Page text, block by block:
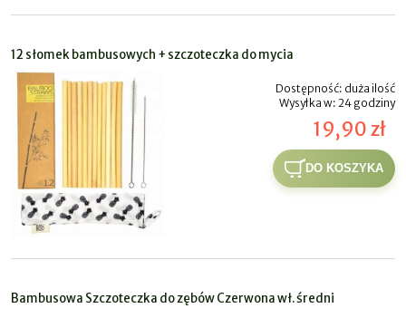
12 słomek bambusowych + szczoteczka do mycia
Dostępność: duża ilość
Wysyłka w: 24 godziny
19,90 zł
DO KOSZYKA
Bambusowa Szczoteczka do zębów Czerwona wł. średni